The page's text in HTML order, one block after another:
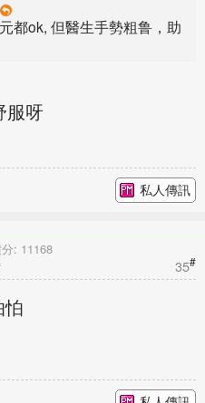
都ok, 但醫生手勢粗鲁，助
服呀
私人傳訊
: 11168
35#